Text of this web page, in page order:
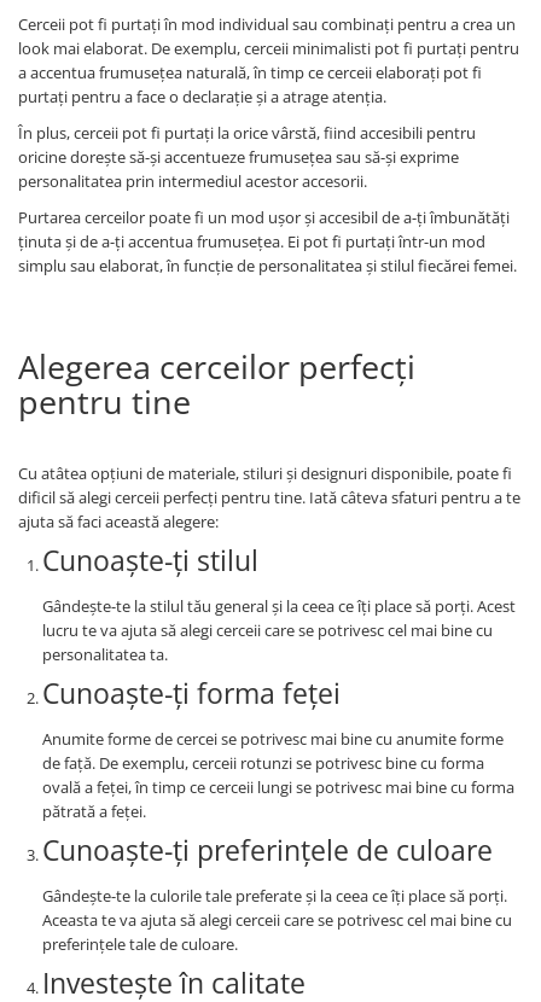
Cerceii pot fi purtați în mod individual sau combinați pentru a crea un
look mai elaborat. De exemplu, cerceii minimalisti pot fi purtați pentru
a accentua frumusețea naturală, în timp ce cerceii elaborați pot fi
purtați pentru a face o declarație și a atrage atenția.
În plus, cerceii pot fi purtați la orice vârstă, fiind accesibili pentru
oricine dorește să-și accentueze frumusețea sau să-și exprime
personalitatea prin intermediul acestor accesorii.
Purtarea cerceilor poate fi un mod ușor și accesibil de a-ți îmbunătăți
ținuta și de a-ți accentua frumusețea. Ei pot fi purtați într-un mod
simplu sau elaborat, în funcție de personalitatea și stilul fiecărei femei.
Alegerea cerceilor perfecți
pentru tine
Cu atâtea opțiuni de materiale, stiluri și designuri disponibile, poate fi
dificil să alegi cerceii perfecți pentru tine. Iată câteva sfaturi pentru a te
ajuta să faci această alegere:
Cunoaște-ți stilul
Gândește-te la stilul tău general și la ceea ce îți place să porți. Acest
lucru te va ajuta să alegi cerceii care se potrivesc cel mai bine cu
personalitatea ta.
Cunoaște-ți forma feței
Anumite forme de cercei se potrivesc mai bine cu anumite forme
de față. De exemplu, cerceii rotunzi se potrivesc bine cu forma
ovală a feței, în timp ce cerceii lungi se potrivesc mai bine cu forma
pătrată a feței.
Cunoaște-ți preferințele de culoare
Gândește-te la culorile tale preferate și la ceea ce îți place să porți.
Aceasta te va ajuta să alegi cerceii care se potrivesc cel mai bine cu
preferințele tale de culoare.
Investește în calitate